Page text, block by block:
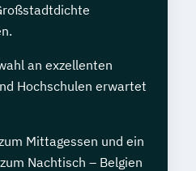
an exzellenten
Hochschulen erwartet
Mittagessen und ein
Nachtisch – Belgien